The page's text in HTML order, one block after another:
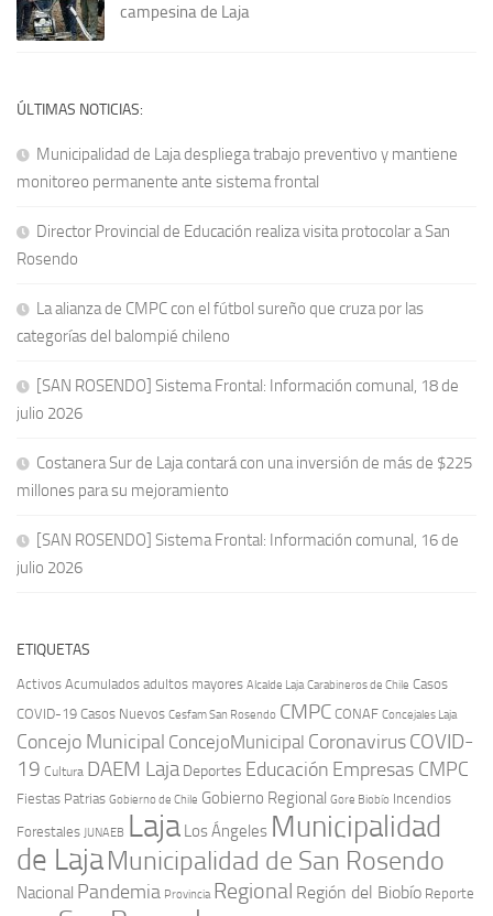
campesina de Laja
ÚLTIMAS NOTICIAS:
Municipalidad de Laja despliega trabajo preventivo y mantiene
monitoreo permanente ante sistema frontal
Director Provincial de Educación realiza visita protocolar a San
Rosendo
La alianza de CMPC con el fútbol sureño que cruza por las
categorías del balompié chileno
[SAN ROSENDO] Sistema Frontal: Información comunal, 18 de
julio 2026
Costanera Sur de Laja contará con una inversión de más de $225
millones para su mejoramiento
[SAN ROSENDO] Sistema Frontal: Información comunal, 16 de
julio 2026
ETIQUETAS
Activos Acumulados adultos mayores Alcalde Laja Carabineros de Chile Casos
COVID-19 Casos Nuevos Cesfam San Rosendo CMPC CONAF Concejales Laja
Concejo Municipal ConcejoMunicipal CoronavirusCOVID-
19 Cultura DAEM Laja Deportes Educación Empresas CMPC
Fiestas Patrias Gobierno de Chile Gobierno Regional Gore Biobío Incendios
Forestales JUNAEB Laja Los Ángeles Municipalidad
de LajaMunicipalidad de San Rosendo
Nacional Pandemia Provincia Regional Región del Biobío Reporte